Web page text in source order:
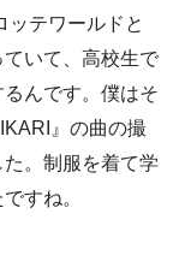
ッテワールドと
いて、高校生で
んです。僕はそ
』の曲の撮
。制服を着て学
すね。